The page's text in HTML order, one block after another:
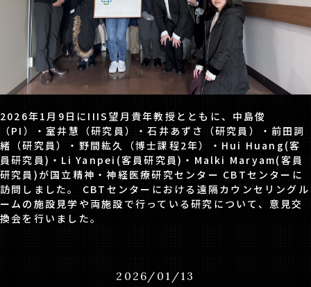
2026年1月9日にIIIS望月貴年教授とともに、中島俊
（PI）・室井慧（研究員）・石井あずさ（研究員）・前田詞
緒（研究員）・野間紘久（博士課程2年）・Hui Huang(客
員研究員)・Li Yanpei(客員研究員)・Malki Maryam(客員
研究員)が国立精神・神経医療研究センター CBTセンターに
訪問しました。 CBTセンターにおける遠隔カウンセリングル
ームの施設見学や両施設で行っている研究について、意見交
換会を行いました。
2026 / 01 /13